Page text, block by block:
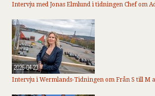
Intervju med Jonas Elmlund i tidningen Chef om
2026-04-23
Intervju i Wermlands-Tidningen om Från S till M